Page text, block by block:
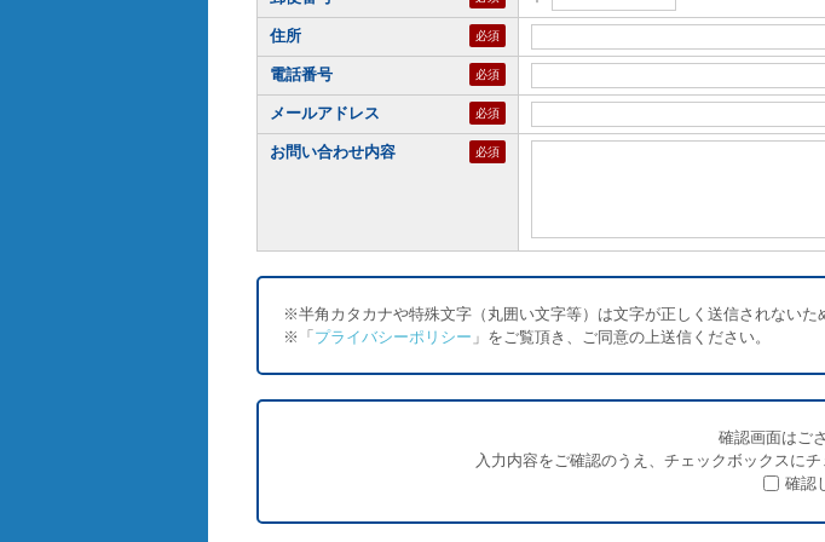
住所 必須
電話番号 必須
メールアドレス 必須
お問い合わせ内容 必須
※半角カタカナや特殊文字（丸囲い文字等）は文字が正しく送信されないた
※「 プライバシーポリシー 」をご覧頂き、ご同意の上送信ください。
確認画面はご
入力内容をご確認のうえ、チェックボックスに
確認